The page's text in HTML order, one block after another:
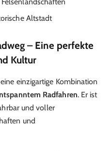
Altstadt
– Eine perfekte
Kultur
einzigartige Kombination
Radfahren. Er ist
und voller
und